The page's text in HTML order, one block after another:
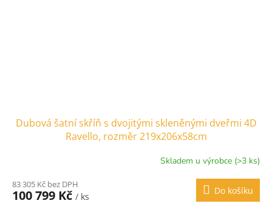
Dubová šatní skříň s dvojitými skleněnými dveřmi 4D
Ravello, rozměr 219x206x58cm
Skladem u výrobce (>3 ks)
83 305 Kč bez DPH
100 799 Kč / ks
Do košíku